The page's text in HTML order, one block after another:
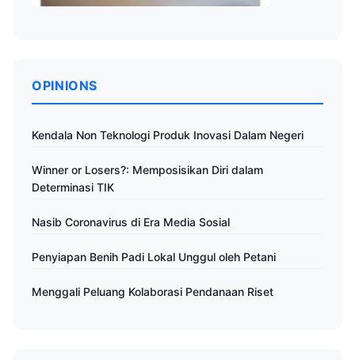
OPINIONS
Kendala Non Teknologi Produk Inovasi Dalam Negeri
Winner or Losers?: Memposisikan Diri dalam
Determinasi TIK
Nasib Coronavirus di Era Media Sosial
Penyiapan Benih Padi Lokal Unggul oleh Petani
Menggali Peluang Kolaborasi Pendanaan Riset